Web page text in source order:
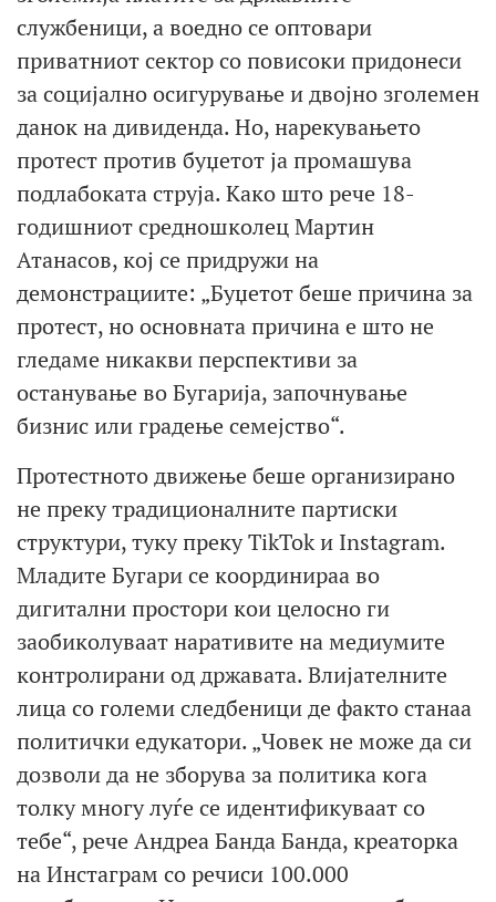
службеници, а воедно се оптовари
приватниот сектор со повисоки придонеси
за социјално осигурување и двојно зголемен
данок на дивиденда. Но, нарекувањето
протест против буџетот ја промашува
подлабоката струја. Како што рече 18-
годишниот средношколец Мартин
Атанасов, кој се придружи на
демонстрациите: „Буџетот беше причина за
протест, но основната причина е што не
гледаме никакви перспективи за
останување во Бугарија, започнување
бизнис или градење семејство“.
Протестното движење беше организирано
не преку традиционалните партиски
структури, туку преку TikTok и Instagram.
Младите Бугари се координираа во
дигитални простори кои целосно ги
заобиколуваат наративите на медиумите
контролирани од државата. Влијателните
лица со големи следбеници де факто станаа
политички едукатори. „Човек не може да си
дозволи да не зборува за политика кога
толку многу луѓе се идентификуваат со
тебе“, рече Андреа Банда Банда, креаторка
на Инстаграм со речиси 100.000